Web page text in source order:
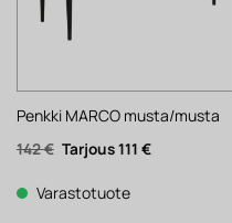
Penkki MARCO musta/musta
142€ Alkuperäinen
hinta
142 €.
111 €Nykyinen
Varastotuote